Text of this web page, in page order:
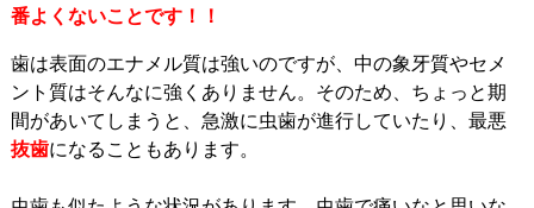
番よくないことです！！
歯は表面のエナメル質は強いのですが、中の象牙質やセメ
ント質はそんなに強くありません。そのため、ちょっと期
間があいてしまうと、急激に虫歯が進行していたり、最悪
抜歯になることもあります。